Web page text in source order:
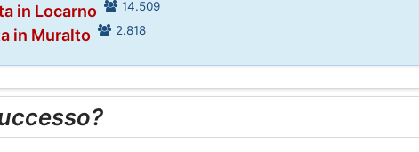
in Locarno 14.509
in Muralto 2.818